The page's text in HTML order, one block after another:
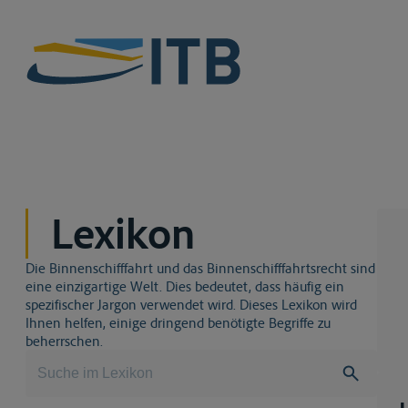
Lexikon
Die Binnenschifffahrt und das Binnenschifffahrtsrecht sind
eine einzigartige Welt. Dies bedeutet, dass häufig ein
spezifischer Jargon verwendet wird. Dieses Lexikon wird
Ihnen helfen, einige dringend benötigte Begriffe zu
beherrschen.